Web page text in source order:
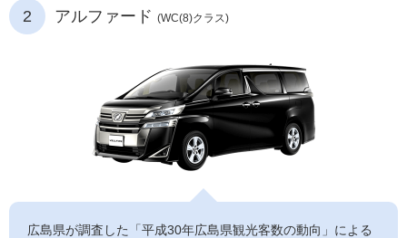
2 アルファード (WC(8)クラス)
広島県が調査した「平成30年広島県観光客数の動向」による